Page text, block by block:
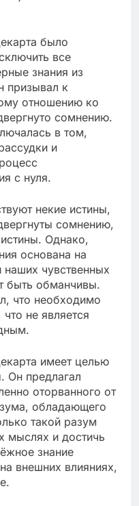
было
все
знания из
призывал к
отношению ко
сомнению.
в том,
и
с нуля.
некие истины,
сомнению,
Однако,
основана на
наших чувственных
быть обманчивы.
что необходимо
не является
имеет целью
Он предлагал
оторванного от
обладающего
такой разум
мыслях и достичь
знание
внешних влияниях,